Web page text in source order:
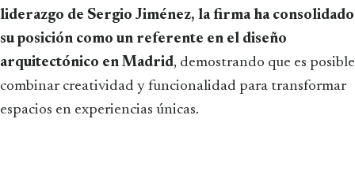
liderazgo de Sergio Jiménez, la firma ha consolidado
su posición como un referente en el diseño
arquitectónico en Madrid, demostrando que es posible
combinar creatividad y funcionalidad para transformar
espacios en experiencias únicas.